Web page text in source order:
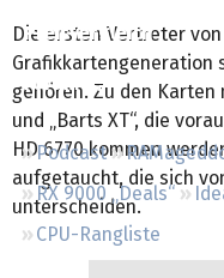
Preisvergleich
Forum
Podcast
RX 9000 „Deals“
CPU-Rangliste
Die ersten Vertreter
Grafikkartengeneration
gehören. Zu den Karten
und „Barts XT“, die
HD 6770 kommen
aufgetaucht, die sich
unterscheiden.